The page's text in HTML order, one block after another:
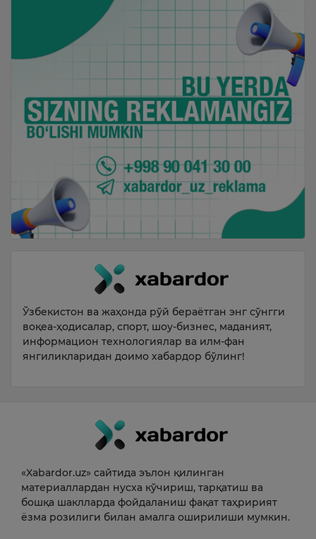
Ўзбекистон ва жаҳонда рўй бераётган энг сўнгги
воқеа-ҳодисалар, спорт, шоу-бизнес, маданият,
информацион технологиялар ва илм-фан
янгиликларидан доимо хабардор бўлинг!
«Xabardor.uz» сайтида эълон қилинган
материаллардан нусха кўчириш, тарқатиш ва
бошқа шаклларда фойдаланиш фақат таҳририят
ёзма розилиги билан амалга оширилиши мумкин.